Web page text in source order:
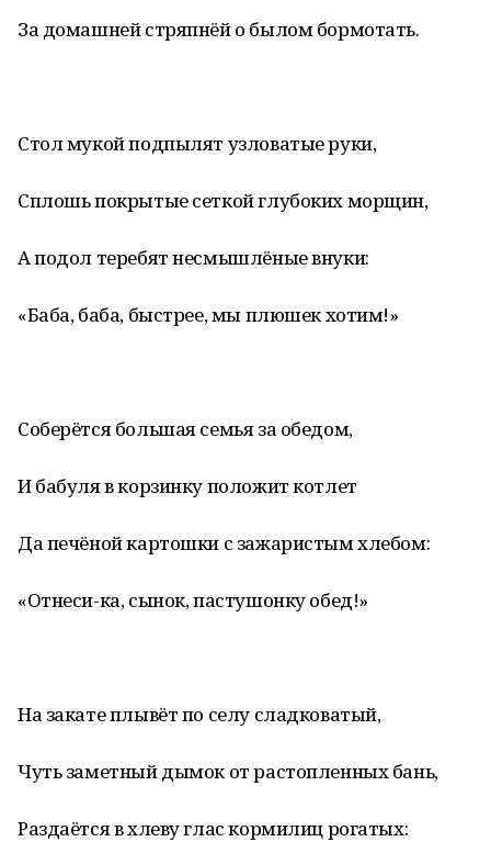
За домашней стряпнёй о былом бормотать.
Стол мукой подпылят узловатые руки,
Сплошь покрытые сеткой глубоких морщин,
А подол теребят несмышлёные внуки:
«Баба, баба, быстрее, мы плюшек хотим!»
Соберётся большая семья за обедом,
И бабуля в корзинку положит котлет
Да печёной картошки с зажаристым хлебом:
«Отнеси-ка, сынок, пастушонку обед!»
На закате плывёт по селу сладковатый,
Чуть заметный дымок от растопленных бань,
Раздаётся в хлеву глас кормилиц рогатых: